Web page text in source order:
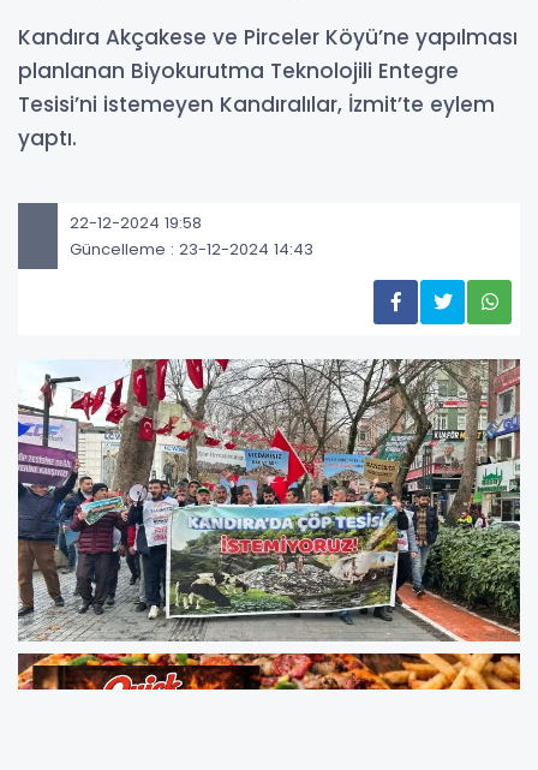
Kandıra Akçakese ve Pirceler Köyü’ne yapılması
planlanan Biyokurutma Teknolojili Entegre
Tesisi’ni istemeyen Kandıralılar, İzmit’te eylem
yaptı.
22-12-2024 19:58
Güncelleme : 23-12-2024 14:43